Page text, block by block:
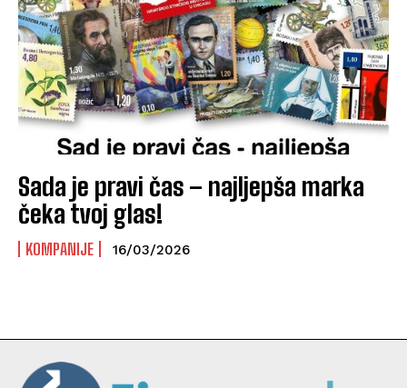
Sada je pravi čas – najljepša marka
čeka tvoj glas!
KOMPANIJE 16/03/2026